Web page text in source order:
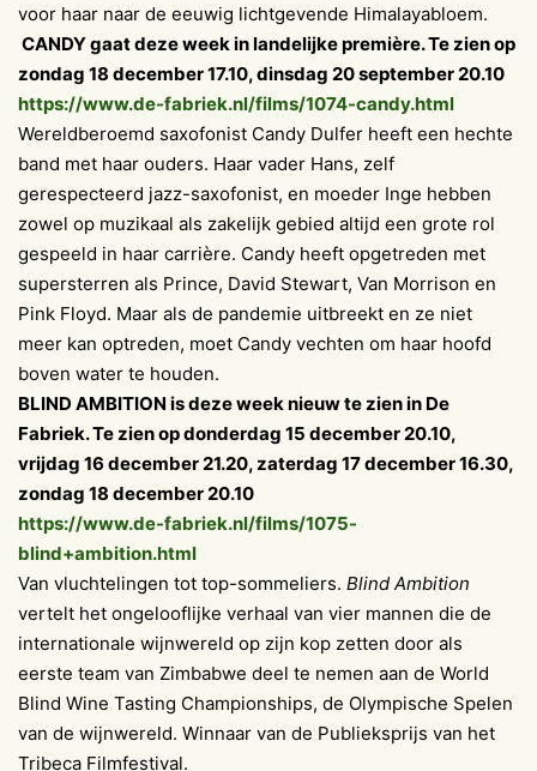
voor haar naar de eeuwig lichtgevende Himalayabloem.
CANDY gaat deze week in landelijke première. Te zien op
zondag 18 december 17.10, dinsdag 20 september 20.10
https://www.de-fabriek.nl/films/1074-candy.html
Wereldberoemd saxofonist Candy Dulfer heeft een hechte
band met haar ouders. Haar vader Hans, zelf
gerespecteerd jazz-saxofonist, en moeder Inge hebben
zowel op muzikaal als zakelijk gebied altijd een grote rol
gespeeld in haar carrière. Candy heeft opgetreden met
supersterren als Prince, David Stewart, Van Morrison en
Pink Floyd. Maar als de pandemie uitbreekt en ze niet
meer kan optreden, moet Candy vechten om haar hoofd
boven water te houden.
BLIND AMBITION is deze week nieuw te zien in De
Fabriek. Te zien op donderdag 15 december 20.10,
vrijdag 16 december 21.20, zaterdag 17 december 16.30,
zondag 18 december 20.10
https://www.de-fabriek.nl/films/1075-
blind+ambition.html
Van vluchtelingen tot top-sommeliers. Blind Ambition
vertelt het ongelooflijke verhaal van vier mannen die de
internationale wijnwereld op zijn kop zetten door als
eerste team van Zimbabwe deel te nemen aan de World
Blind Wine Tasting Championships, de Olympische Spelen
van de wijnwereld. Winnaar van de Publieksprijs van het
Tribeca Filmfestival.